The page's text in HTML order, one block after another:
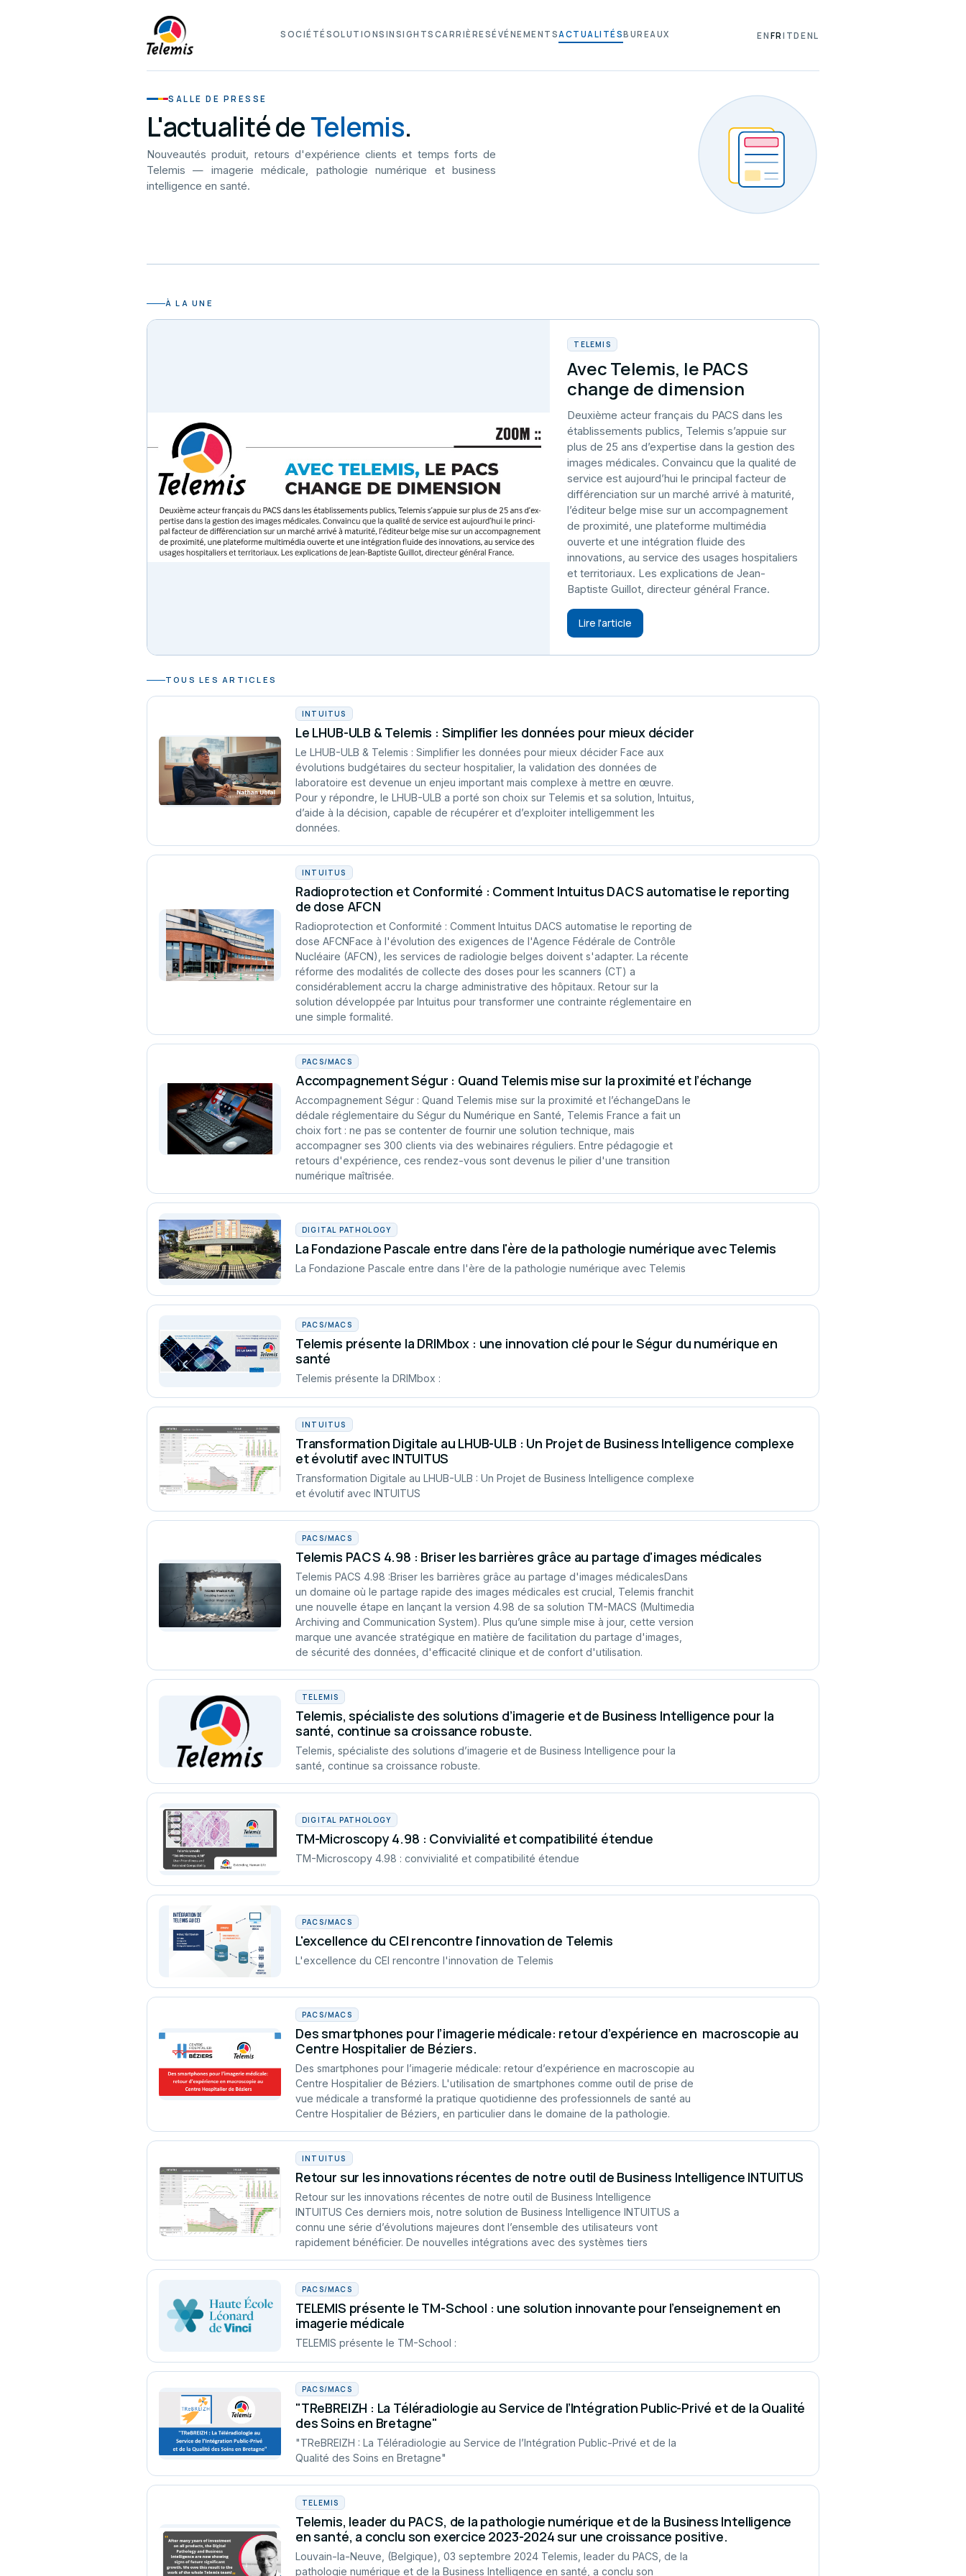
SOCIÉTÉ SOLUTIONS INSIGHTS CARRIÈRESÉVÉNEMENTS ACTUALITÉSBUREAUX ENFRITDENL
SALLE DE PRESSE
L'actualité deTelemis.
Nouveautés produit, retours d'expérience clients et temps forts de
Telemis — imagerie médicale, pathologie numérique et business
intelligence en santé.
À LA UNE
TELEMIS
Avec Telemis, le PACS
change de dimension
Deuxième acteur français du PACS dans les
établissements publics, Telemis s’appuie sur
plus de 25 ans d’expertise dans la gestion des
images médicales. Convaincu que la qualité de
service est aujourd’hui le principal facteur de
différenciation sur un marché arrivé à maturité,
l’éditeur belge mise sur un accompagnement
de proximité, une plateforme multimédia
ouverte et une intégration fluide des
innovations, au service des usages hospitaliers
et territoriaux. Les explications de Jean-
Baptiste Guillot, directeur général France.
Lire l'article
TOUS LES ARTICLES
INTUITUS
Le LHUB-ULB & Telemis : Simplifier les données pour mieux décider
Le LHUB-ULB & Telemis : Simplifier les données pour mieux décider Face aux
évolutions budgétaires du secteur hospitalier, la validation des données de
laboratoire est devenue un enjeu important mais complexe à mettre en œuvre.
Pour y répondre, le LHUB-ULB a porté son choix sur Telemis et sa solution, Intuitus,
d’aide à la décision, capable de récupérer et d’exploiter intelligemment les
données.
INTUITUS
Radioprotection et Conformité : Comment Intuitus DACS automatise le reporting
de dose AFCN
Radioprotection et Conformité : Comment Intuitus DACS automatise le reporting de
dose AFCNFace à l'évolution des exigences de l'Agence Fédérale de Contrôle
Nucléaire (AFCN), les services de radiologie belges doivent s'adapter. La récente
réforme des modalités de collecte des doses pour les scanners (CT) a
considérablement accru la charge administrative des hôpitaux. Retour sur la
solution développée par Intuitus pour transformer une contrainte réglementaire en
une simple formalité.
PACS/MACS
Accompagnement Ségur : Quand Telemis mise sur la proximité et l’échange
Accompagnement Ségur : Quand Telemis mise sur la proximité et l’échangeDans le
dédale réglementaire du Ségur du Numérique en Santé, Telemis France a fait un
choix fort : ne pas se contenter de fournir une solution technique, mais
accompagner ses 300 clients via des webinaires réguliers. Entre pédagogie et
retours d'expérience, ces rendez-vous sont devenus le pilier d'une transition
numérique maîtrisée.
DIGITAL PATHOLOGY
La Fondazione Pascale entre dans l'ère de la pathologie numérique avec Telemis
La Fondazione Pascale entre dans l'ère de la pathologie numérique avec Telemis
PACS/MACS
Telemis présente la DRIMbox : une innovation clé pour le Ségur du numérique en
santé
Telemis présente la DRIMbox :
INTUITUS
Transformation Digitale au LHUB-ULB : Un Projet de Business Intelligence complexe
et évolutif avec INTUITUS
Transformation Digitale au LHUB-ULB : Un Projet de Business Intelligence complexe
et évolutif avec INTUITUS
PACS/MACS
Telemis PACS 4.98 : Briser les barrières grâce au partage d'images médicales
Telemis PACS 4.98 :Briser les barrières grâce au partage d'images médicalesDans
un domaine où le partage rapide des images médicales est crucial, Telemis franchit
une nouvelle étape en lançant la version 4.98 de sa solution TM-MACS (Multimedia
Archiving and Communication System). Plus qu’une simple mise à jour, cette version
marque une avancée stratégique en matière de facilitation du partage d'images,
de sécurité des données, d'efficacité clinique et de confort d'utilisation.
TELEMIS
Telemis, spécialiste des solutions d’imagerie et de Business Intelligence pour la
santé, continue sa croissance robuste.
Telemis, spécialiste des solutions d’imagerie et de Business Intelligence pour la
santé, continue sa croissance robuste.
DIGITAL PATHOLOGY
TM-Microscopy 4.98 : Convivialité et compatibilité étendue
TM-Microscopy 4.98 : convivialité et compatibilité étendue
PACS/MACS
L'excellence du CEI rencontre l'innovation de Telemis
L'excellence du CEI rencontre l'innovation de Telemis
PACS/MACS
Des smartphones pour l’imagerie médicale: retour d’expérience en macroscopie au
Centre Hospitalier de Béziers.
Des smartphones pour l’imagerie médicale: retour d’expérience en macroscopie au
Centre Hospitalier de Béziers. L'utilisation de smartphones comme outil de prise de
vue médicale a transformé la pratique quotidienne des professionnels de santé au
Centre Hospitalier de Béziers, en particulier dans le domaine de la pathologie.
INTUITUS
Retour sur les innovations récentes de notre outil de Business Intelligence INTUITUS
Retour sur les innovations récentes de notre outil de Business Intelligence
INTUITUS Ces derniers mois, notre solution de Business Intelligence INTUITUS a
connu une série d’évolutions majeures dont l’ensemble des utilisateurs vont
rapidement bénéficier. De nouvelles intégrations avec des systèmes tiers
PACS/MACS
TELEMIS présente le TM-School : une solution innovante pour l’enseignement en
imagerie médicale
TELEMIS présente le TM-School :
PACS/MACS
"TReBREIZH : La Téléradiologie au Service de l’Intégration Public-Privé et de la Qualité
des Soins en Bretagne"
"TReBREIZH : La Téléradiologie au Service de l’Intégration Public-Privé et de la
Qualité des Soins en Bretagne"
TELEMIS
Telemis, leader du PACS, de la pathologie numérique et de la Business Intelligence
en santé, a conclu son exercice 2023-2024 sur une croissance positive.
Louvain-la-Neuve, (Belgique), 03 septembre 2024 Telemis, leader du PACS, de la
pathologie numérique et de la Business Intelligence en santé, a conclu son